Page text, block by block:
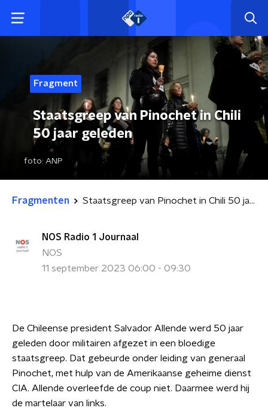
Fragment
Staatsgreep van Pinochet in Chili
50 jaar geleden
foto: ANP
Fragmenten Staatsgreep van Pinochet in Chili 50 jaar geleden
NOS Radio 1 Journaal
NOS
11 september 2023 06:00 - 09:30
De Chileense president Salvador Allende werd 50 jaar
geleden door militairen afgezet in een bloedige
staatsgreep. Dat gebeurde onder leiding van generaal
Pinochet, met hulp van de Amerikaanse geheime dienst
CIA. Allende overleefde de coup niet. Daarmee werd hij
de martelaar van links.